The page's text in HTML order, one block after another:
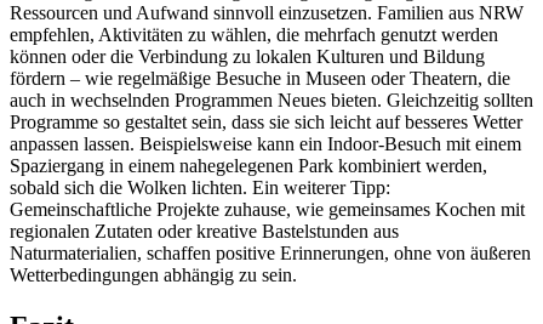
Ressourcen und Aufwand sinnvoll einzusetzen. Familien aus NRW
empfehlen, Aktivitäten zu wählen, die mehrfach genutzt werden
können oder die Verbindung zu lokalen Kulturen und Bildung
fördern – wie regelmäßige Besuche in Museen oder Theatern, die
auch in wechselnden Programmen Neues bieten. Gleichzeitig sollten
Programme so gestaltet sein, dass sie sich leicht auf besseres Wetter
anpassen lassen. Beispielsweise kann ein Indoor-Besuch mit einem
Spaziergang in einem nahegelegenen Park kombiniert werden,
sobald sich die Wolken lichten. Ein weiterer Tipp:
Gemeinschaftliche Projekte zuhause, wie gemeinsames Kochen mit
regionalen Zutaten oder kreative Bastelstunden aus
Naturmaterialien, schaffen positive Erinnerungen, ohne von äußeren
Wetterbedingungen abhängig zu sein.